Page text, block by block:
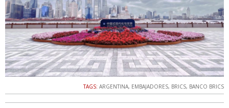
TAGS: ARGENTINA, EMBAJADORES, BRICS, BANCO BRICS